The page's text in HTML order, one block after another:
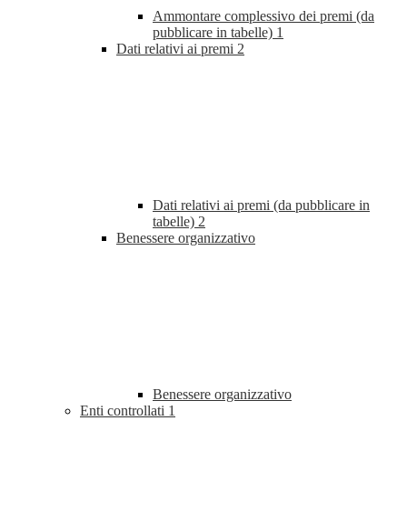
Ammontare complessivo dei premi (da
pubblicare in tabelle) 1
Dati relativi ai premi 2
Dati relativi ai premi (da pubblicare in
tabelle) 2
Benessere organizzativo
Benessere organizzativo
Enti controllati 1